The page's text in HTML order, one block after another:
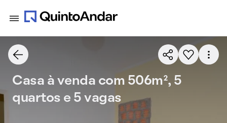
Casa à venda com 506m², 5
quartos e 5 vagas